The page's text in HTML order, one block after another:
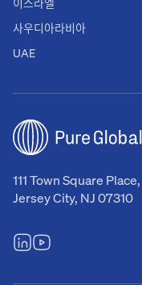
111 Town Square
Jersey City, NJ 07310
사우디아라비아
UAE